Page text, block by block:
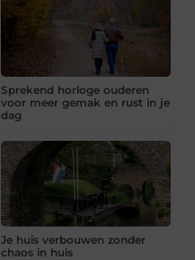
Sprekend horloge ouderen
voor meer gemak en rust in je
dag
Je huis verbouwen zonder
chaos in huis